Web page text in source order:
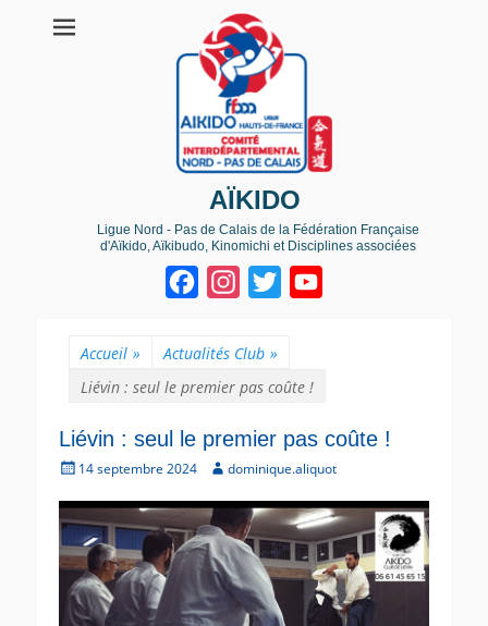
AÏKIDO
Ligue Nord - Pas de Calais de la Fédération Française
d'Aïkido, Aïkibudo, Kinomichi et Disciplines associées
FacebookInstagram
Twitter
Accueil » Actualités Club »
Liévin : seul le premier pas coûte !
Liévin : seul le premier pas coûte !
P
s
t
é
l
14 septembre 2024
A
t
e
u
r
dominique.aliquot